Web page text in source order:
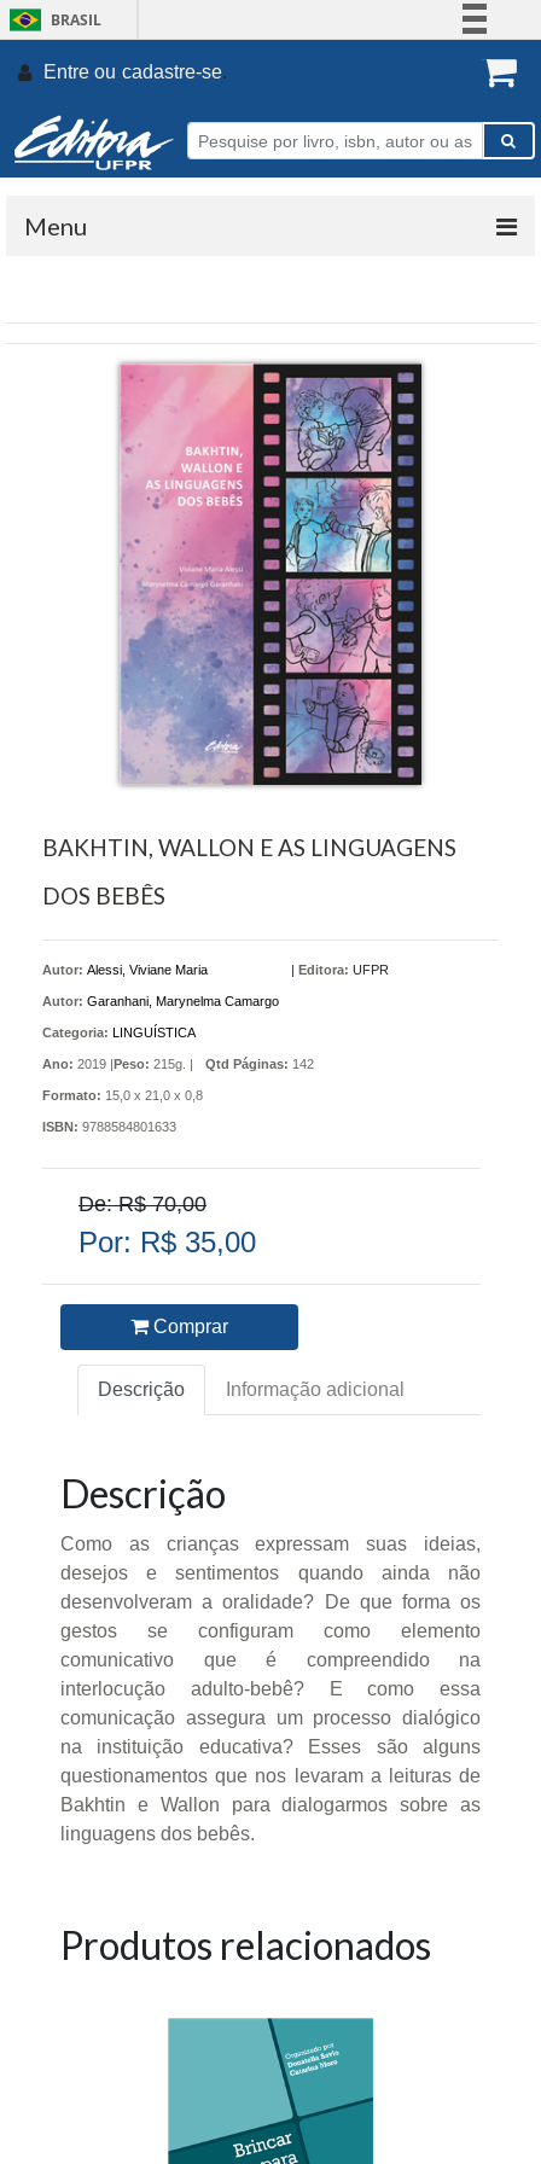
BRASIL
Participe
Entre ou cadastre-se.
Menu
BAKHTIN, WALLON E AS LINGUAGENS
DOS BEBÊS
Autor: Alessi, Viviane Maria
Autor: Garanhani, Marynelma Camargo
Editora: UFPR
Categoria: LINGUÍSTICA
Ano: 2019 | Peso: 215g. | Qtd Páginas: 142
Formato: 15,0 x 21,0 x 0,8
ISBN: 9788584801633
De: R$ 70,00
Por: R$ 35,00
Comprar
Descrição Informação adicional
Descrição
Como as crianças expressam suas ideias,
desejos e sentimentos quando ainda não
desenvolveram a oralidade? De que forma os
gestos se configuram como elemento
comunicativo que é compreendido na
interlocução adulto-bebê? E como essa
comunicação assegura um processo dialógico
na instituição educativa? Esses são alguns
questionamentos que nos levaram a leituras de
Bakhtin e Wallon para dialogarmos sobre as
linguagens dos bebês.
Produtos relacionados